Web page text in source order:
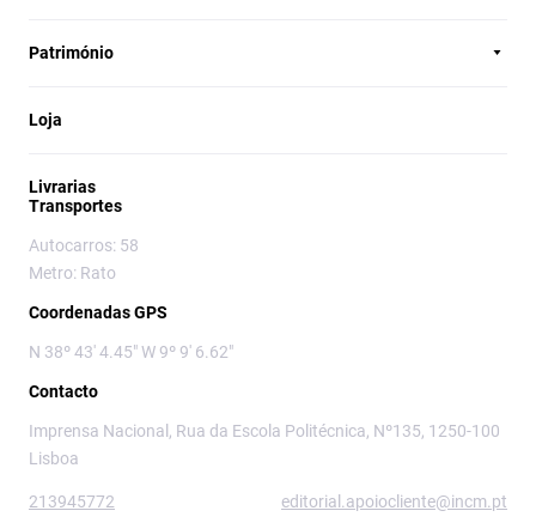
Património
Loja
Livrarias
Transportes
Autocarros: 58
Metro: Rato
Coordenadas GPS
N 38º 43' 4.45" W 9º 9' 6.62"
Contacto
Imprensa Nacional, Rua da Escola Politécnica, Nº135, 1250-100
Lisboa
213945772 editorial.apoiocliente@incm.pt